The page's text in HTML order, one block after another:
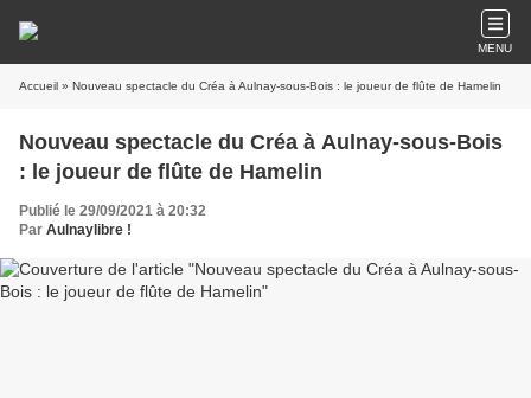
MENU
Accueil » Nouveau spectacle du Créa à Aulnay-sous-Bois : le joueur de flûte de Hamelin
Nouveau spectacle du Créa à Aulnay-sous-Bois
: le joueur de flûte de Hamelin
Publié le 29/09/2021 à 20:32
Par Aulnaylibre !